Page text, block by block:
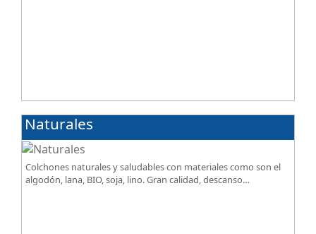
Naturales
Colchones naturales y saludables con materiales como son el
algodón, lana, BIO, soja, lino. Gran calidad, descanso